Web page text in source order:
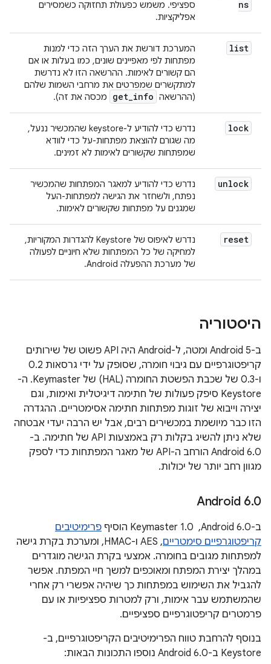
ns
ספציפי. משמש כפעולת תחזוקה כשמסירים
אפליקציות.
list
המערכת דורשת את הערך הזה כדי למנות
מפתחות לפי מאפיינים שונים, כמו בעלות או אם
הם קשורים לאימות. ההרשאה הזו לא נדרשת
למתקשרים שמפרטים את מרחבי השמות שלהם
(ההרשאה
get_info מכסה את זה).
lock
נדרש כדי להודיע ל-keystore שהמכשיר ננעל,
מה שגורם להוצאת מפתחות-על כדי לוודא
שמפתחות שקשורים לאימות לא זמינים.
unlock
נדרש כדי להודיע למאגר המפתחות שהמכשיר
נפתח, ולשחזר את הגישה למפתחות-העל
שמגנים על מפתחות שקשורים לאימות.
reset
נדרש לאיפוס של Keystore להגדרות המקוריות,
למחיקה של כל המפתחות שלא חיוניים לפעולה
של מערכת ההפעלה Android.
היסטוריה
ב-Android 5 ומטה, ל-Android היה API פשוט של שירותים
קריפטוגרפיים עם גיבוי חומרה, שסופק על ידי גרסאות 0.2
ו-0.3 של שכבת הפשטת החומרה (HAL) של Keymaster. ה-
Keystore סיפק פעולות של חתימה דיגיטלית ואימות, וגם
יצירה וייבוא של זוגות מפתחות חתימה אסימטריים. ההגדרה
הזו כבר מיושמת במכשירים רבים, אבל יש הרבה יעדי אבטחה
שלא ניתן להשיג בקלות רק באמצעות API של חתימה. ב-
Android 6.0 הורחב ה-API של מאגר המפתחות כדי לספק
מגוון רחב יותר של יכולות.
‫Android 6.0
ב-Android 6.0, ‏ Keymaster 1.0 הוסיף
פרימיטיבים
קריפטוגרפיים סימטריים
,‏ AES ו-HMAC, ומערכת בקרת גישה
למפתחות מגובים בחומרה. אמצעי בקרת הגישה מוגדרים
במהלך יצירת המפתח ומאוכפים למשך חיי המפתח. אפשר
להגביל את השימוש במפתחות כך שיהיה אפשרי רק אחרי
שהמשתמש עבר אימות, ורק למטרות ספציפיות או עם
פרמטרים קריפטוגרפיים ספציפיים.
בנוסף להרחבת טווח הפרימיטיבים הקריפטוגרפיים, ב-
Keystore ב-Android 6.0 נוספו התכונות הבאות: